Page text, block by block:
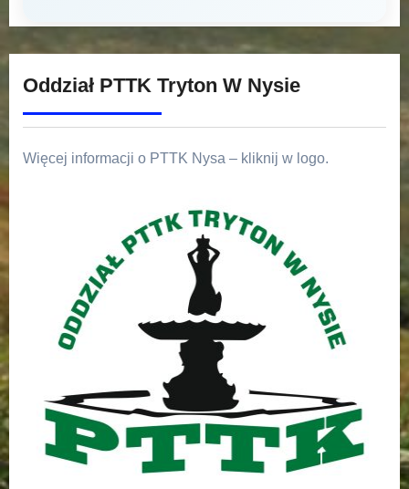
Oddział PTTK Tryton W Nysie
Więcej informacji o PTTK Nysa – kliknij w logo.